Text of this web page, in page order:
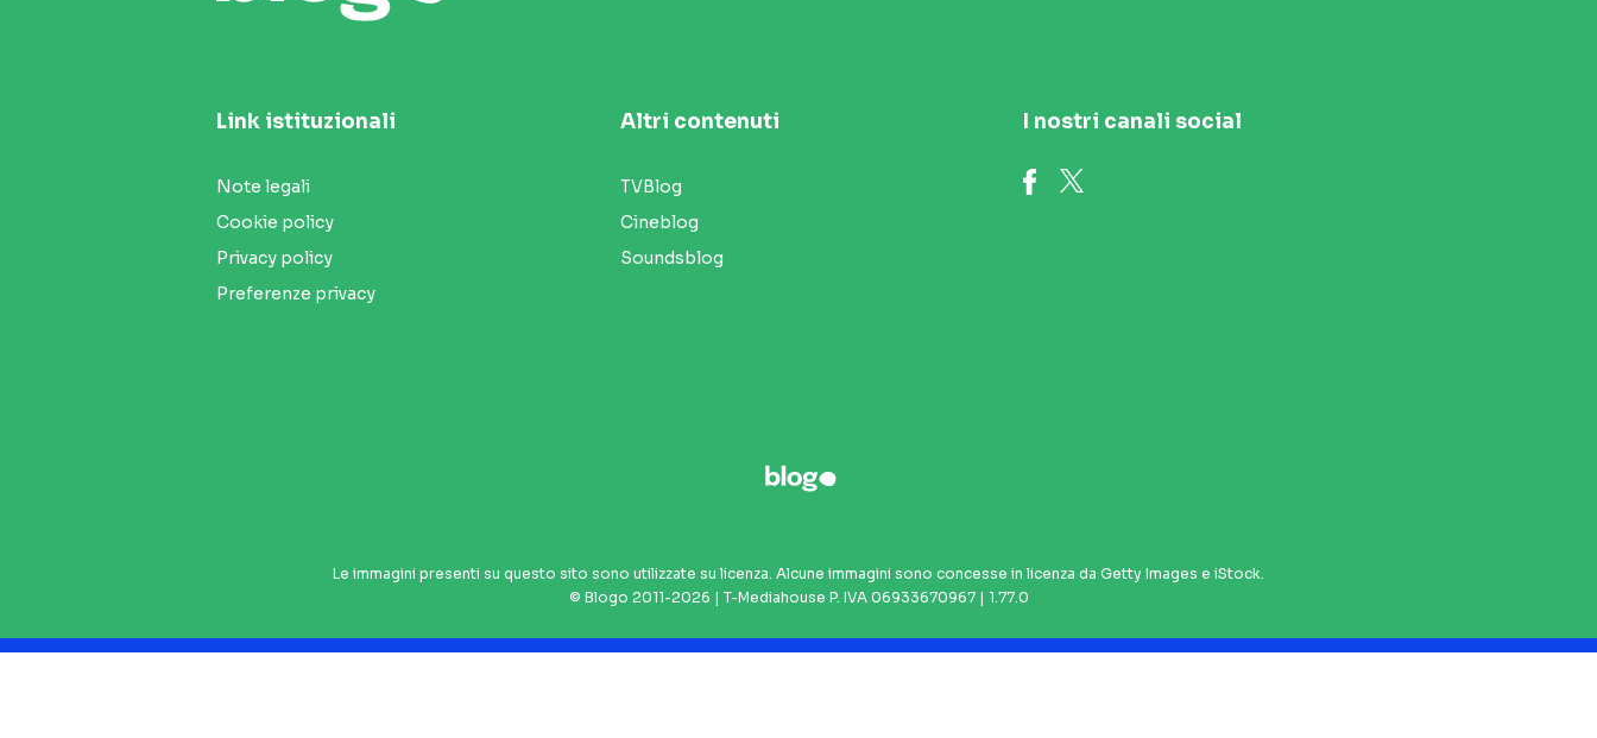
Link istituzionali
Note legali
Cookie policy
Privacy policy
Preferenze privacy
Altri contenuti
TVBlog
Cineblog
Soundsblog
I nostri canali social
Le immagini presenti su questo sito sono utilizzate su licenza. Alcune immagini sono concesse in licenza da Getty Images e iStock.
© Blogo 2011-2026 | T-Mediahouse P. IVA 06933670967 | 1.77.0